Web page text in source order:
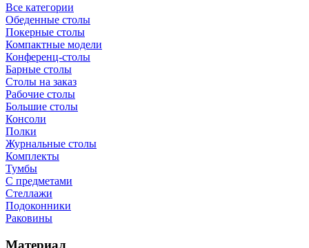
Все категории
Обеденные столы
Покерные столы
Компактные модели
Конференц-столы
Барные столы
Столы на заказ
Рабочие столы
Большие столы
Консоли
Полки
Журнальные столы
Комплекты
Тумбы
С предметами
Стеллажи
Подоконники
Раковины
Материал